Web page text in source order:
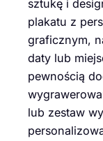
sztukę i
plakatu z
graficznym,
daty lub
pewnością
lub zestaw